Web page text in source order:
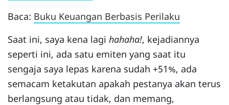
Baca: Buku Keuangan Berbasis Perilaku
Saat ini, saya kena lagi hahaha!, kejadiannya
seperti ini, ada satu emiten yang saat itu
sengaja saya lepas karena sudah +51%, ada
semacam ketakutan apakah pestanya akan terus
berlangsung atau tidak, dan memang,